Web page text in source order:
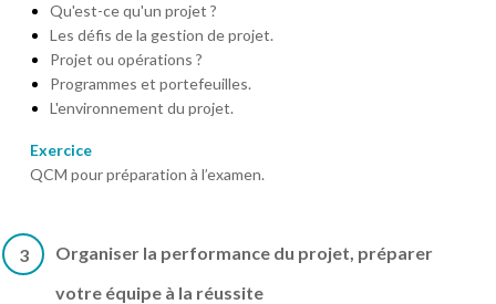
Qu'est-ce qu'un projet ?
Les défis de la gestion de projet.
Projet ou opérations ?
Programmes et portefeuilles.
L'environnement du projet.
Exercice
QCM pour préparation à l’examen.
3
Organiser la performance du projet, préparer
votre équipe à la réussite